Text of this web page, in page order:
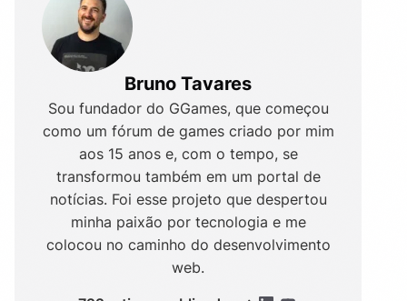
Bruno Tavares
Sou fundador do GGames, que começou
como um fórum de games criado por mim
aos 15 anos e, com o tempo, se
transformou também em um portal de
notícias. Foi esse projeto que despertou
minha paixão por tecnologia e me
colocou no caminho do desenvolvimento
web.